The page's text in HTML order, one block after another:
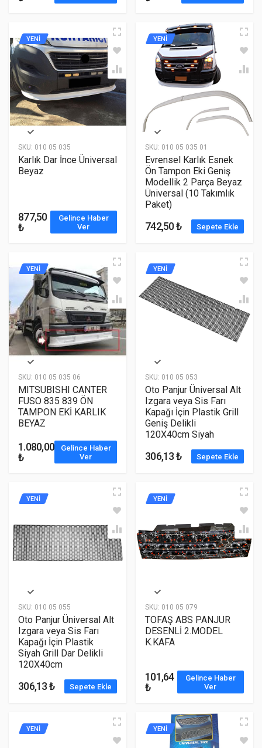
SKU: 010 05 035
YENİ
Karlık Dar İnce Üniversal
Beyaz
877,50
₺
Gelince Haber
Ver
SKU: 010 05 035 01
YENİ
Evrensel Karlık Esnek
Ön Tampon Eki Geniş
Modellik 2 Parça Beyaz
Üniversal (10 Takımlık
Paket)
742,50 ₺ Sepete Ekle
SKU: 010 05 035 06
YENİ
MITSUBISHI CANTER
FUSO 835 839 ÖN
TAMPON EKİ KARLIK
BEYAZ
1.080,00
₺
Gelince Haber
Ver
SKU: 010 05 053
YENİ
Oto Panjur Üniversal Alt
Izgara veya Sis Farı
Kapağı İçin Plastik Grill
Geniş Delikli
120X40cm Siyah
306,13 ₺ Sepete Ekle
SKU: 010 05 055
YENİ
Oto Panjur Üniversal Alt
Izgara veya Sis Farı
Kapağı İçin Plastik
Siyah Grill Dar Delikli
120X40cm
306,13 ₺ Sepete Ekle
SKU: 010 05 079
YENİ
TOFAŞ ABS PANJUR
DESENLİ 2.MODEL
K.KAFA
101,64
₺
Gelince Haber
Ver
YENİ YENİ